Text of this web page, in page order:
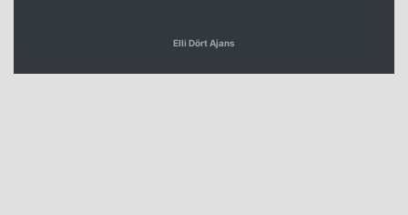
Elli Dört Ajans